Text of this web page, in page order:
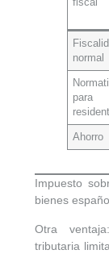
fiscal
normal
Ahorro
Impuesto
bienes
Otra
tributaria